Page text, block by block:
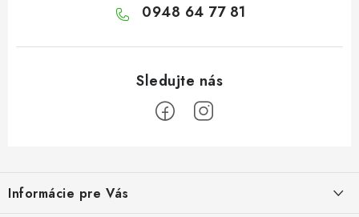
0948 64 77 81
pInformácie pre Vás